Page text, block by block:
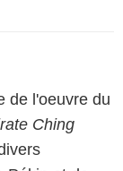
de l'oeuvre du
Ching